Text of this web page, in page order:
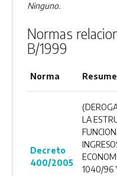
Ninguno.
Normas
B/1999
Norma
Decreto
400/2005
LA
1040/96